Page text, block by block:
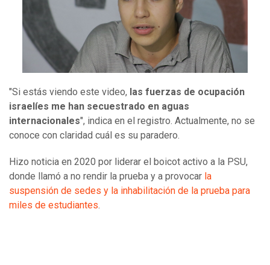
"Si estás viendo este video, las fuerzas de ocupación
israelíes me han secuestrado en aguas
internacionales", indica en el registro. Actualmente, no se
conoce con claridad cuál es su paradero.
Hizo noticia en 2020 por liderar el boicot activo a la PSU,
donde llamó a no rendir la prueba y a provocar la
suspensión de sedes y la inhabilitación de la prueba para
miles de estudiantes